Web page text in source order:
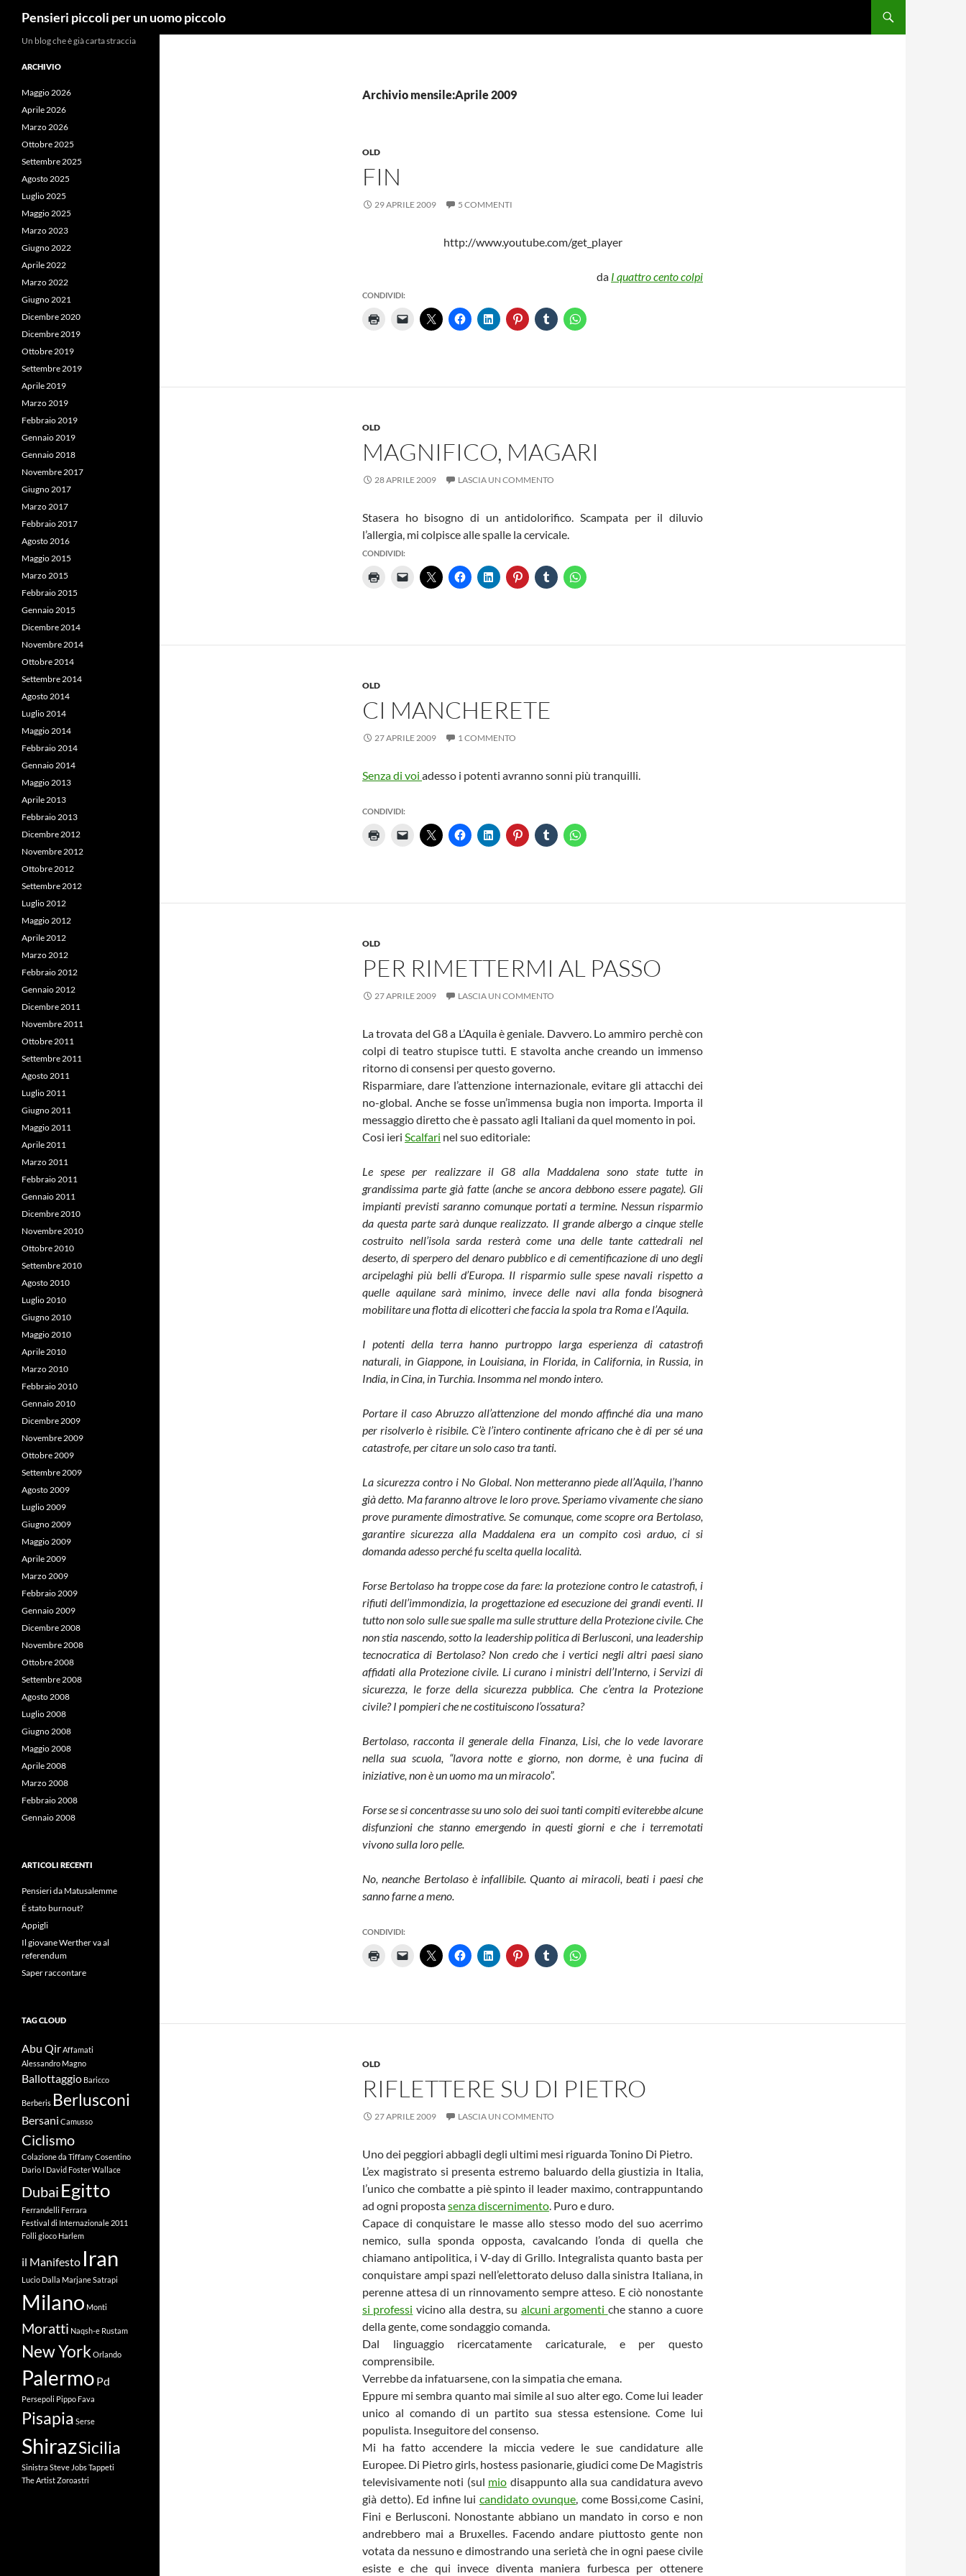
Pensieri piccoli per un uomo piccolo
Archivio mensile:Aprile 2009
OLD
FIN
29 APRILE 2009 5 COMMENTI
http://www.youtube.com/get_player
da I quattro cento colpi
CONDIVIDI:
OLD
MAGNIFICO, MAGARI
28 APRILE 2009 LASCIA UN COMMENTO
Stasera ho bisogno di un antidolorifico. Scampata per il diluvio
l’allergia, mi colpisce alle spalle la cervicale.
CONDIVIDI:
OLD
CI MANCHERETE
27 APRILE 2009 1 COMMENTO
Senza di voi adesso i potenti avranno sonni più tranquilli.
CONDIVIDI:
OLD
PER RIMETTERMI AL PASSO
27 APRILE 2009 LASCIA UN COMMENTO
La trovata del G8 a L’Aquila è geniale. Davvero. Lo ammiro perchè con
colpi di teatro stupisce tutti. E stavolta anche creando un immenso
ritorno di consensi per questo governo.
Risparmiare, dare l’attenzione internazionale, evitare gli attacchi dei
no-global. Anche se fosse un’immensa bugia non importa. Importa il
messaggio diretto che è passato agli Italiani da quel momento in poi.
Cosi ieri Scalfari nel suo editoriale:
Le spese per realizzare il G8 alla Maddalena sono state tutte in
grandissima parte già fatte (anche se ancora debbono essere pagate). Gli
impianti previsti saranno comunque portati a termine. Nessun risparmio
da questa parte sarà dunque realizzato. Il grande albergo a cinque stelle
costruito nell’isola sarda resterà come una delle tante cattedrali nel
deserto, di sperpero del denaro pubblico e di cementificazione di uno degli
arcipelaghi più belli d’Europa. Il risparmio sulle spese navali rispetto a
quelle aquilane sarà minimo, invece delle navi alla fonda bisognerà
mobilitare una flotta di elicotteri che faccia la spola tra Roma e l’Aquila.
I potenti della terra hanno purtroppo larga esperienza di catastrofi
naturali, in Giappone, in Louisiana, in Florida, in California, in Russia, in
India, in Cina, in Turchia. Insomma nel mondo intero.
Portare il caso Abruzzo all’attenzione del mondo affinché dia una mano
per risolverlo è risibile. C’è l’intero continente africano che è di per sé una
catastrofe, per citare un solo caso tra tanti.
La sicurezza contro i No Global. Non metteranno piede all’Aquila, l’hanno
già detto. Ma faranno altrove le loro prove. Speriamo vivamente che siano
prove puramente dimostrative. Se comunque, come scopre ora Bertolaso,
garantire sicurezza alla Maddalena era un compito così arduo, ci si
domanda adesso perché fu scelta quella località.
Forse Bertolaso ha troppe cose da fare: la protezione contro le catastrofi, i
rifiuti dell’immondizia, la progettazione ed esecuzione dei grandi eventi. Il
tutto non solo sulle sue spalle ma sulle strutture della Protezione civile. Che
non stia nascendo, sotto la leadership politica di Berlusconi, una leadership
tecnocratica di Bertolaso? Non credo che i vertici negli altri paesi siano
affidati alla Protezione civile. Li curano i ministri dell’Interno, i Servizi di
sicurezza, le forze della sicurezza pubblica. Che c’entra la Protezione
civile? I pompieri che ne costituiscono l’ossatura?
Bertolaso, racconta il generale della Finanza, Lisi, che lo vede lavorare
nella sua scuola, “lavora notte e giorno, non dorme, è una fucina di
iniziative, non è un uomo ma un miracolo”.
Forse se si concentrasse su uno solo dei suoi tanti compiti eviterebbe alcune
disfunzioni che stanno emergendo in questi giorni e che i terremotati
vivono sulla loro pelle.
No, neanche Bertolaso è infallibile. Quanto ai miracoli, beati i paesi che
sanno farne a meno.
CONDIVIDI:
OLD
RIFLETTERE SU DI PIETRO
27 APRILE 2009 LASCIA UN COMMENTO
Uno dei peggiori abbagli degli ultimi mesi riguarda Tonino Di Pietro.
L’ex magistrato si presenta estremo baluardo della giustizia in Italia,
l’unico che combatte a piè spinto il leader maximo, contrappuntando
ad ogni propostasenza discernimento. Puro e duro.
Capace di conquistare le masse allo stesso modo del suo acerrimo
nemico, sulla sponda opposta, cavalcando l’onda di quella che
chiamano antipolitica, i V-day di Grillo. Integralista quanto basta per
conquistare ampi spazi nell’elettorato deluso dalla sinistra Italiana, in
perenne attesa di un rinnovamento sempre atteso. E ciò nonostante
si professi vicino alla destra, su alcuni argomenti che stanno a cuore
della gente, come sondaggio comanda.
Dal linguaggio ricercatamente caricaturale, e per questo
comprensibile.
Verrebbe da infatuarsene, con la simpatia che emana.
Eppure mi sembra quanto mai simile al suo alter ego. Come lui leader
unico al comando di un partito sua stessa estensione. Come lui
populista. Inseguitore del consenso.
Mi ha fatto accendere la miccia vedere le sue candidature alle
Europee. Di Pietro girls, hostess pasionarie, giudici come De Magistris
televisivamente noti (sul mio disappunto alla sua candidatura avevo
già detto). Ed infine lui candidato ovunque, come Bossi,come Casini,
Fini e Berlusconi. Nonostante abbiano un mandato in corso e non
andrebbero mai a Bruxelles. Facendo andare piuttosto gente non
votata da nessuno e dimostrando una serietà che in ogni paese civile
esiste e che qui invece diventa maniera furbesca per ottenere
Un blog che è già carta straccia
ARCHIVIO
Maggio 2026
Aprile 2026
Marzo 2026
Ottobre 2025
Settembre 2025
Agosto 2025
Luglio 2025
Maggio 2025
Marzo 2023
Giugno 2022
Aprile 2022
Marzo 2022
Giugno 2021
Dicembre 2020
Dicembre 2019
Ottobre 2019
Settembre 2019
Aprile 2019
Marzo 2019
Febbraio 2019
Gennaio 2019
Gennaio 2018
Novembre 2017
Giugno 2017
Marzo 2017
Febbraio 2017
Agosto 2016
Maggio 2015
Marzo 2015
Febbraio 2015
Gennaio 2015
Dicembre 2014
Novembre 2014
Ottobre 2014
Settembre 2014
Agosto 2014
Luglio 2014
Maggio 2014
Febbraio 2014
Gennaio 2014
Maggio 2013
Aprile 2013
Febbraio 2013
Dicembre 2012
Novembre 2012
Ottobre 2012
Settembre 2012
Luglio 2012
Maggio 2012
Aprile 2012
Marzo 2012
Febbraio 2012
Gennaio 2012
Dicembre 2011
Novembre 2011
Ottobre 2011
Settembre 2011
Agosto 2011
Luglio 2011
Giugno 2011
Maggio 2011
Aprile 2011
Marzo 2011
Febbraio 2011
Gennaio 2011
Dicembre 2010
Novembre 2010
Ottobre 2010
Settembre 2010
Agosto 2010
Luglio 2010
Giugno 2010
Maggio 2010
Aprile 2010
Marzo 2010
Febbraio 2010
Gennaio 2010
Dicembre 2009
Novembre 2009
Ottobre 2009
Settembre 2009
Agosto 2009
Luglio 2009
Giugno 2009
Maggio 2009
Aprile 2009
Marzo 2009
Febbraio 2009
Gennaio 2009
Dicembre 2008
Novembre 2008
Ottobre 2008
Settembre 2008
Agosto 2008
Luglio 2008
Giugno 2008
Maggio 2008
Aprile 2008
Marzo 2008
Febbraio 2008
Gennaio 2008
ARTICOLI RECENTI
Pensieri da Matusalemme
É stato burnout?
Appigli
Il giovane Werther va al
referendum
Saper raccontare
TAG CLOUD
Abu QirAffamati
Alessandro Magno
Ballottaggio Baricco
Berberis Berlusconi
Bersani Camusso
Ciclismo
Colazione da TiffanyCosentino
Dario I David Foster Wallace
Dubai Egitto
Ferrandelli Ferrara
Festival di Internazionale 2011
Folli gioco Harlem
il Manifesto Iran
Lucio Dalla Marjane Satrapi
Milano Monti
Moratti Naqsh-e Rustam
New York Orlando
Palermo Pd
Persepoli Pippo Fava
Pisapia Serse
ShirazSicilia
Sinistra Steve JobsTappeti
The ArtistZoroastri